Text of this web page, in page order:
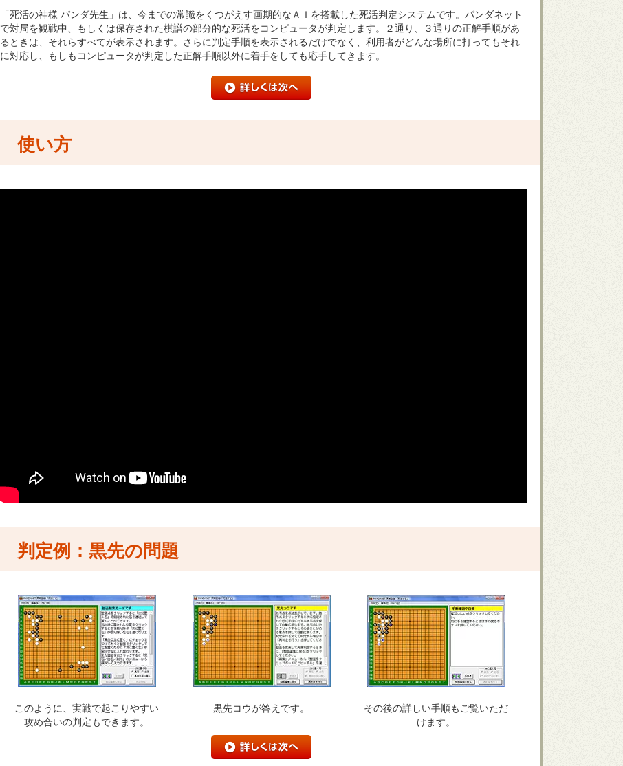
「死活の神様 パンダ先生」は、今までの常識をくつがえす画期的なＡＩを搭載した死活判定システムです。パンダネット
で対局を観戦中、もしくは保存された棋譜の部分的な死活をコンピュータが判定します。２通り、３通りの正解手順があ
るときは、それらすべてが表示されます。さらに判定手順を表示されるだけでなく、利用者がどんな場所に打ってもそれ
に対応し、もしもコンピュータが判定した正解手順以外に着手をしても応手してきます。
使い方
判定例：黒先の問題
このように、実戦で起こりやすい
攻め合いの判定もできます。
黒先コウが答えです。
その後の詳しい手順もご覧いただ
けます。